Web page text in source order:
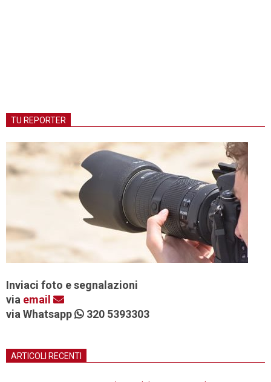
TU REPORTER
Inviaci foto e segnalazioni
via email
via Whatsapp
320 5393303
ARTICOLI RECENTI